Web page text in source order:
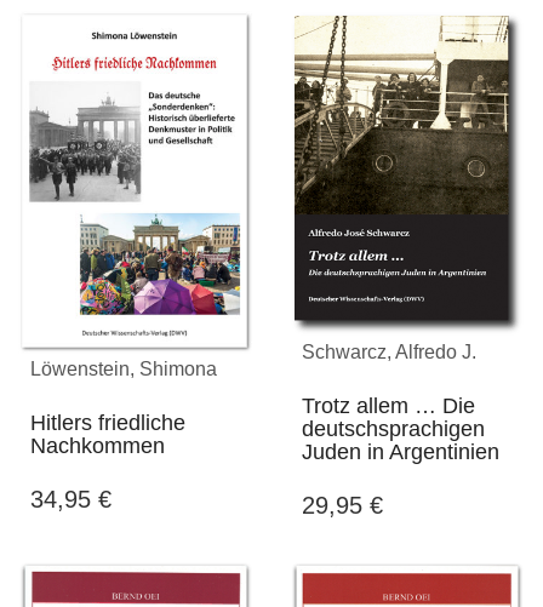
Löwenstein, Shimona
Hitlers friedliche
Nachkommen
34,95 €
Schwarcz, Alfredo J.
Trotz allem … Die
deutschsprachigen
Juden in Argentinien
29,95 €